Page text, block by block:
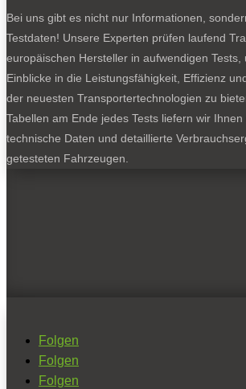
Bei uns gibt es nicht nur Informationen,
Testdaten! Unsere Experten prüfen laufend
europäischen Hersteller in aufwendigen Tests,
Einblicke in die Leistungsfähigkeit, Effizienz
der neuesten Transportertechnologien zu
Tabellen am Ende jedes Tests liefern wir
technische Daten und detaillierte
getesteten Fahrzeugen.
Folgen
Folgen
Folgen